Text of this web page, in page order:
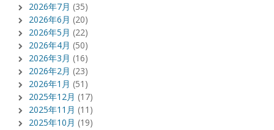
2026年7月 (35)
2026年6月 (20)
2026年5月 (22)
2026年4月 (50)
2026年3月 (16)
2026年2月 (23)
2026年1月 (51)
2025年12月 (17)
2025年11月 (11)
2025年10月 (19)